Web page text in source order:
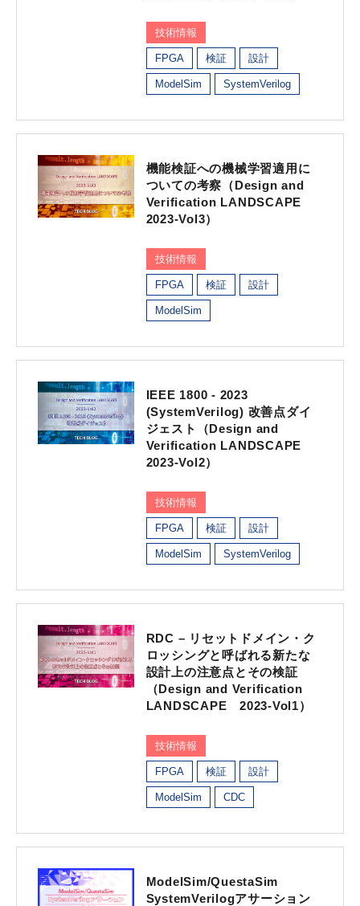
技術情報
FPGA 検証 設計
ModelSim SystemVerilog
機能検証への機械学習適用に
ついての考察（Design and
Verification LANDSCAPE
2023-Vol3）
技術情報
FPGA 検証 設計
ModelSim
IEEE 1800 - 2023
(SystemVerilog) 改善点ダイ
ジェスト（Design and
Verification LANDSCAPE
2023-Vol2）
技術情報
FPGA 検証 設計
ModelSim SystemVerilog
RDC – リセットドメイン・ク
ロッシングと呼ばれる新たな
設計上の注意点とその検証
（Design and Verification
LANDSCAPE 2023-Vol1）
技術情報
FPGA 検証 設計
ModelSim CDC
ModelSim/QuestaSim
SystemVerilogアサーション